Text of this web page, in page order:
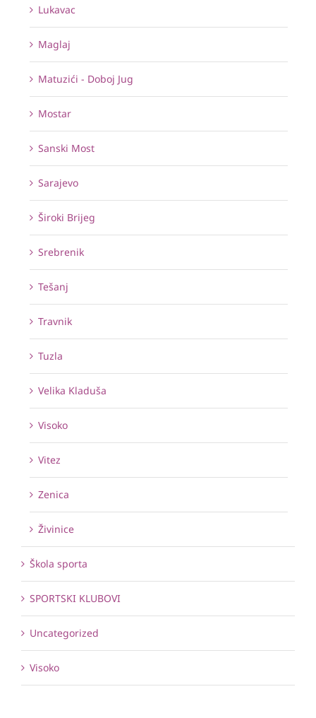
Lukavac
Maglaj
Matuzići - Doboj Jug
Mostar
Sanski Most
Sarajevo
Široki Brijeg
Srebrenik
Tešanj
Travnik
Tuzla
Velika Kladuša
Visoko
Vitez
Zenica
Živinice
Škola sporta
SPORTSKI KLUBOVI
Uncategorized
Visoko